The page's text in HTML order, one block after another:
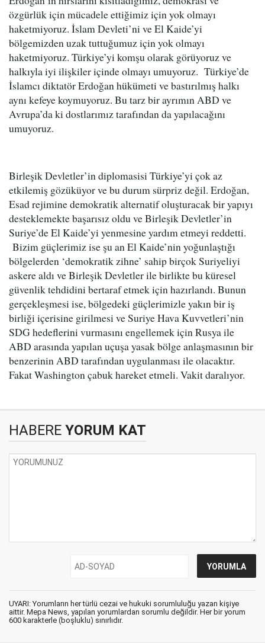
özgürlük için mücadele ettiğimiz için yok olmayı
haketmiyoruz. İslam Devleti’ni ve El Kaide’yi
bölgemizden uzak tuttuğumuz için yok olmayı
haketmiyoruz. Türkiye’yi komşu olarak görüyoruz ve
halkıyla iyi ilişkiler içinde olmayı umuyoruz. Türkiye’de
İslamcı diktatör Erdoğan hükümeti ve bastırılmış halkı
aynı kefeye koymuyoruz. Bu tarz bir ayrımın ABD ve
Avrupa’da ki dostlarımız tarafından da yapılacağını
umuyoruz.
Birleşik Devletler’in diplomasisi Türkiye’yi çok az
etkilemiş gözüküyor ve bu durum sürpriz değil. Erdoğan,
Esad rejimine demokratik alternatif oluşturacak bir yapıyı
desteklemekte başarısız oldu ve Birleşik Devletler’in
Suriye’de El Kaide’yi yenmesine yardım etmeyi reddetti.
Bizim güçlerimiz ise şu an El Kaide’nin yoğunlaştığı
bölgelerden ‘demokratik zihne’ sahip birçok Suriyeliyi
askere aldı ve Birleşik Devletler ile birlikte bu küresel
güvenlik tehdidini bertaraf etmek için hazırlandı. Bunun
gerçekleşmesi ise, bölgedeki güçlerimizle yakın bir iş
birliği içerisine girilmesi ve Suriye Hava Kuvvetleri’nin
SDG hedeflerini vurmasını engellemek için Rusya ile
ABD arasında yapılan uçuşa yasak bölge anlaşmasının bir
benzerinin ABD tarafından uygulanması ile olacaktır.
Fakat Washington çabuk hareket etmeli. Vakit daralıyor.
HABERE YORUM KAT
UYARI: Yorumların her türlü cezai ve hukuki sorumluluğu yazan kişiye
aittir. Mepa News, yapılan yorumlardan sorumlu değildir. Her bir yorum
600 karakterle (boşluklu) sınırlıdır.